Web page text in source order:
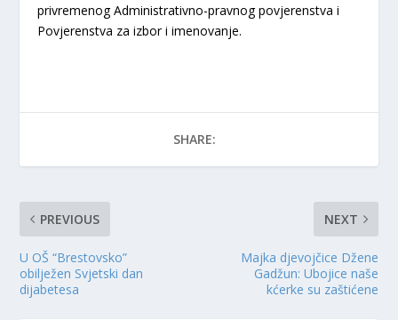
privremenog Administrativno-pravnog povjerenstva i
Povjerenstva za izbor i imenovanje.
SHARE:
PREVIOUS
U OŠ “Brestovsko”
obilježen Svjetski dan
dijabetesa
NEXT
Majka djevojčice Džene
Gadžun: Ubojice naše
kćerke su zaštićene